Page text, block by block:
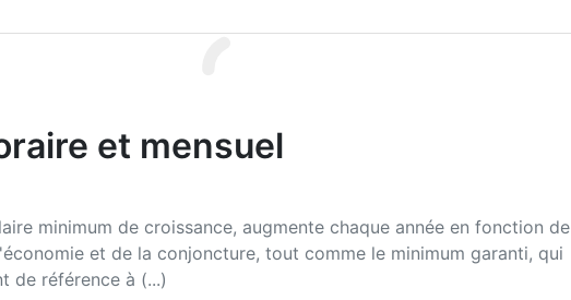
et mensuel
minimum de croissance, augmente chaque année en fonction de
et de la conjoncture, tout comme le minimum garanti, qui
de référence à (...)